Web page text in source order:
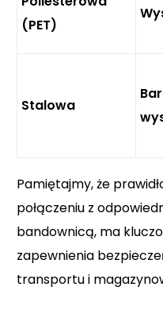
(PET)
Stalowa
Pamiętajmy, że
połączeniu z
bandownicą, ma
zapewnienia
transportu i